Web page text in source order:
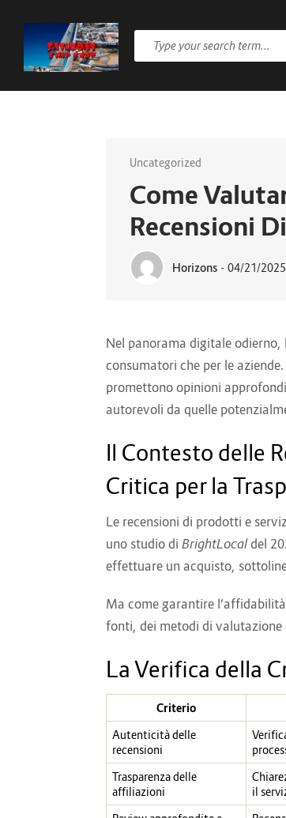
Uncategorized
Come
Recensioni
Horizons - 04/21/2025
Nel panorama digitale
consumatori che per le
promettono opinioni
autorevoli da quelle
Il Contesto delle
Critica per la
Le recensioni di prodotti e
uno studio di BrightLocaldel
effettuare un acquisto,
Ma come garantire
fonti, dei metodi di valutazione
La Verifica della
Criterio
Autenticità delle
recensioni
Trasparenza delle
affiliazioni
il